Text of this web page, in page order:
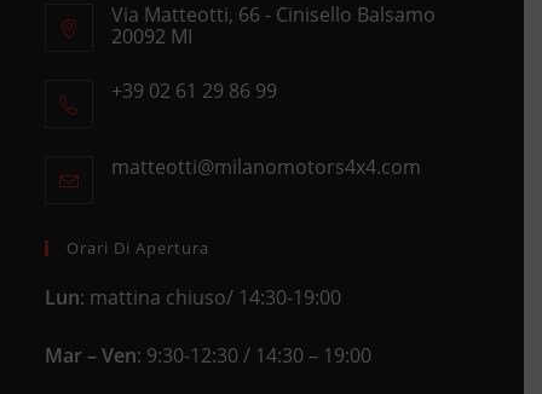
Via Matteotti, 66 - Cinisello Balsamo
20092 MI
in
+39 02 61 29 86 99
your
matteotti@milanomotors4x4.comOpens
Orari Di Apertura
Lun: mattina chiuso/ 14:30-19:00
Mar – Ven: 9:30-12:30 / 14:30 – 19:00